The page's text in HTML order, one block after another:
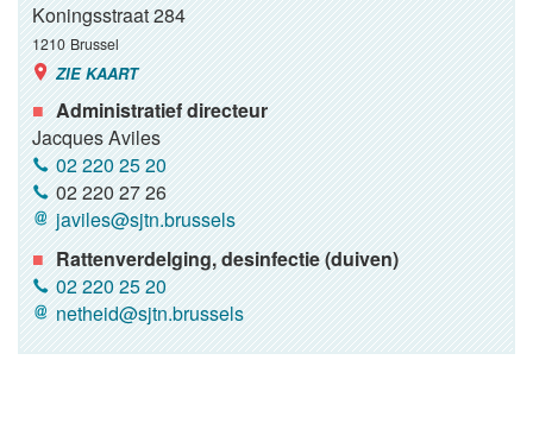
Koningsstraat 284
1210 Brussel
ZIE KAART
Administratief directeur
Jacques Aviles
02 220 25 20
02 220 27 26
javiles@sjtn.brussels
Rattenverdelging, desinfectie (duiven)
02 220 25 20
netheid@sjtn.brussels